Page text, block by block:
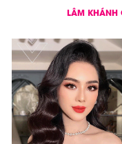
LÂM KHÁNH